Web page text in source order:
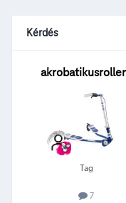
Kérdés
akrobatikusroller
Tag
7